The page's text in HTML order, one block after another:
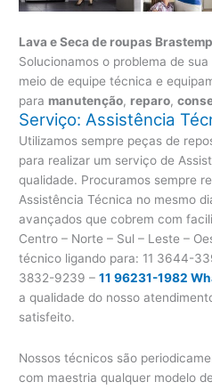
Lava e Seca de roupas Brastemp
Solucionamos o problema de
meio de equipe técnica e
para manutenção, reparo,
Serviço: Assistência
Utilizamos sempre peças de
para realizar um serviço de
qualidade. Procuramos sempre
Assistência Técnica no mesmo
avançados que cobrem com
Centro – Norte – Sul – Leste –
técnico ligando para: 11 3644-
3832-9239 –11 96231-1982
a qualidade do nosso
satisfeito.
Nossos técnicos são
com maestria qualquer modelo